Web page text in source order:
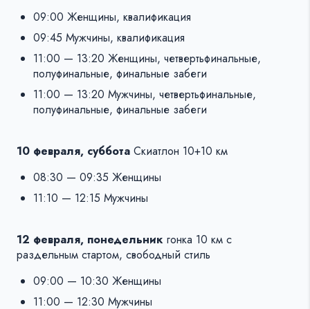
09:00 Женщины, квалификация
09:45 Мужчины, квалификация
11:00 — 13:20 Женщины, четвертьфинальные,
полуфинальные, финальные забеги
11:00 — 13:20 Мужчины, четвертьфинальные,
полуфинальные, финальные забеги
10 февраля, суббота Скиатлон 10+10 км
08:30 — 09:35 Женщины
11:10 — 12:15 Мужчины
12 февраля, понедельник гонка 10 км с
раздельным стартом, свободный стиль
09:00 — 10:30 Женщины
11:00 — 12:30 Мужчины